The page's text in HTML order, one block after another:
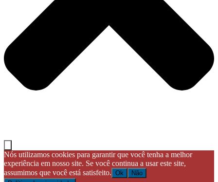
Nós utilizamos cookies para garantir que você tenha a melhor
experiência em nosso site. Se você continua a usar este site,
assumimos que você está satisfeito. Ok
Não